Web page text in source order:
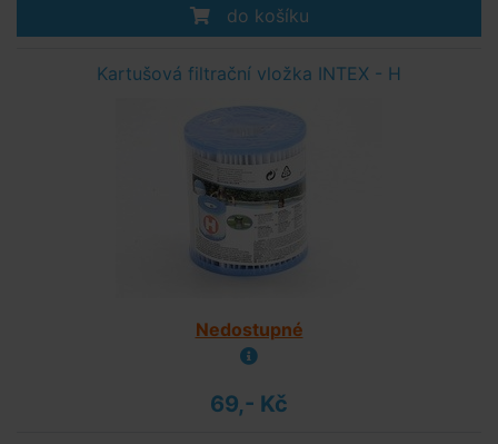
do košíku
Kartušová filtrační vložka INTEX - H
Nedostupné
69,- Kč